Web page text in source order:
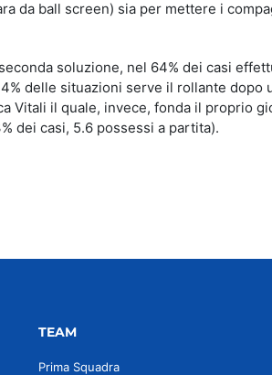
da ball screen) sia per mettere i
soluzione, nel 64% dei casi
delle situazioni serve il rollante dopo
Vitali il quale, invece, fonda il proprio
dei casi, 5.6 possessi a partita).
TEAM
Prima Squadra